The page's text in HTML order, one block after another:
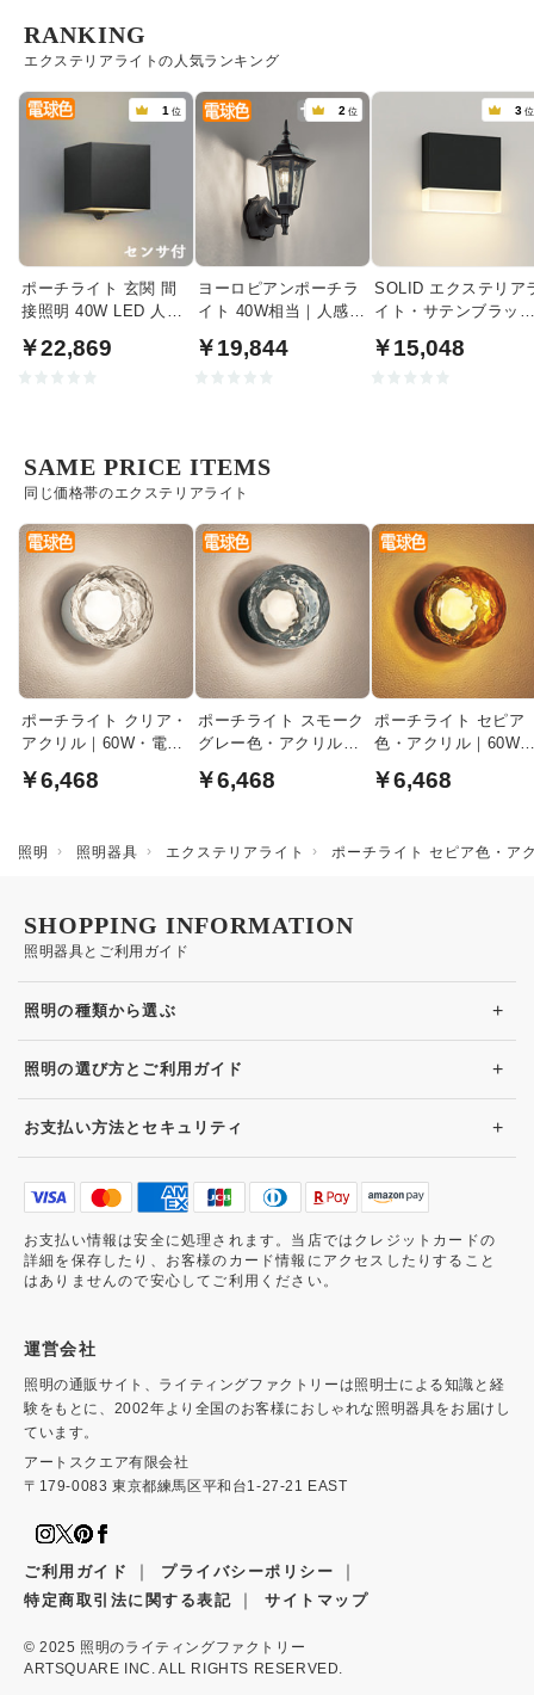
エクステリアライトの人気ランキング
RANKING
1 位
ポーチライト 玄関 間
接照明 40W LED 人感
￥22,869
2 位
ヨーロピアンポーチラ
イト 40W相当｜人感セ
￥19,844
3 位
SOLID エクステリア
イト・サテンブラッ
￥15,048
同じ価格帯のエクステリアライト
SAME PRICE ITEMS
ポーチライト クリア・
アクリル｜60W・電球
￥6,468
ポーチライト スモーク
グレー色・アクリル｜
￥6,468
ポーチライト セピア
色・アクリル｜60W
￥6,468
照明 照明器具 エクステリアライト ポーチライト セピア色・ア
照明器具とご利用ガイド
SHOPPING INFORMATION
照明の種類から選ぶ +
照明の選び方とご利用ガイド +
お支払い方法とセキュリティ +
お支払い情報は安全に処理されます。当店ではクレジットカードの
詳細を保存したり、お客様のカード情報にアクセスしたりすること
はありませんので安心してご利用ください。
運営会社
照明の通販サイト、ライティングファクトリーは照明士による知識と経
験をもとに、2002年より全国のお客様におしゃれな照明器具をお届けし
ています。
アートスクエア有限会社
〒179-0083 東京都練馬区平和台1-27-21 EAST
ご利用ガイド ｜ プライバシーポリシー ｜
特定商取引法に関する表記 ｜ サイトマップ
© 2025 照明のライティングファクトリー
ARTSQUARE INC. ALL RIGHTS RESERVED.